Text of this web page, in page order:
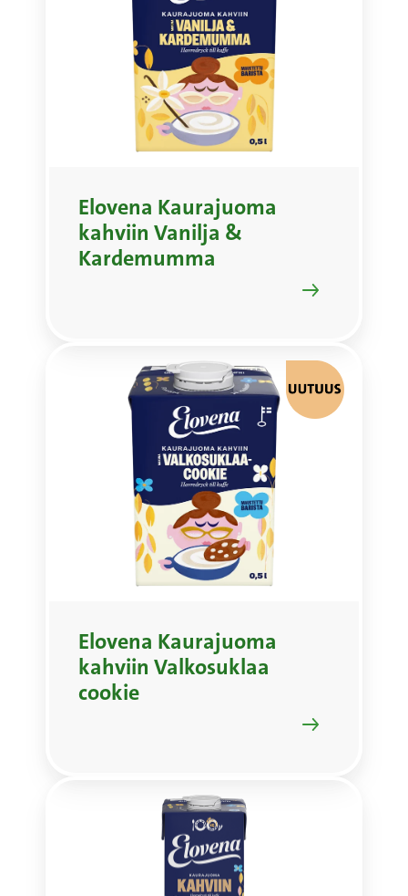
Elovena Kaurajuoma
kahviin Vanilja &
Kardemumma
Elovena Kaurajuoma
kahviin Valkosuklaa
cookie